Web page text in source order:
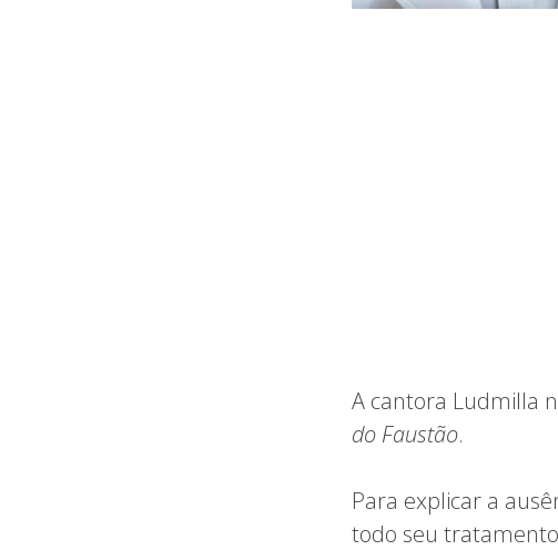
A cantora Ludmilla
do Faustão.
Para explicar a
todo seu